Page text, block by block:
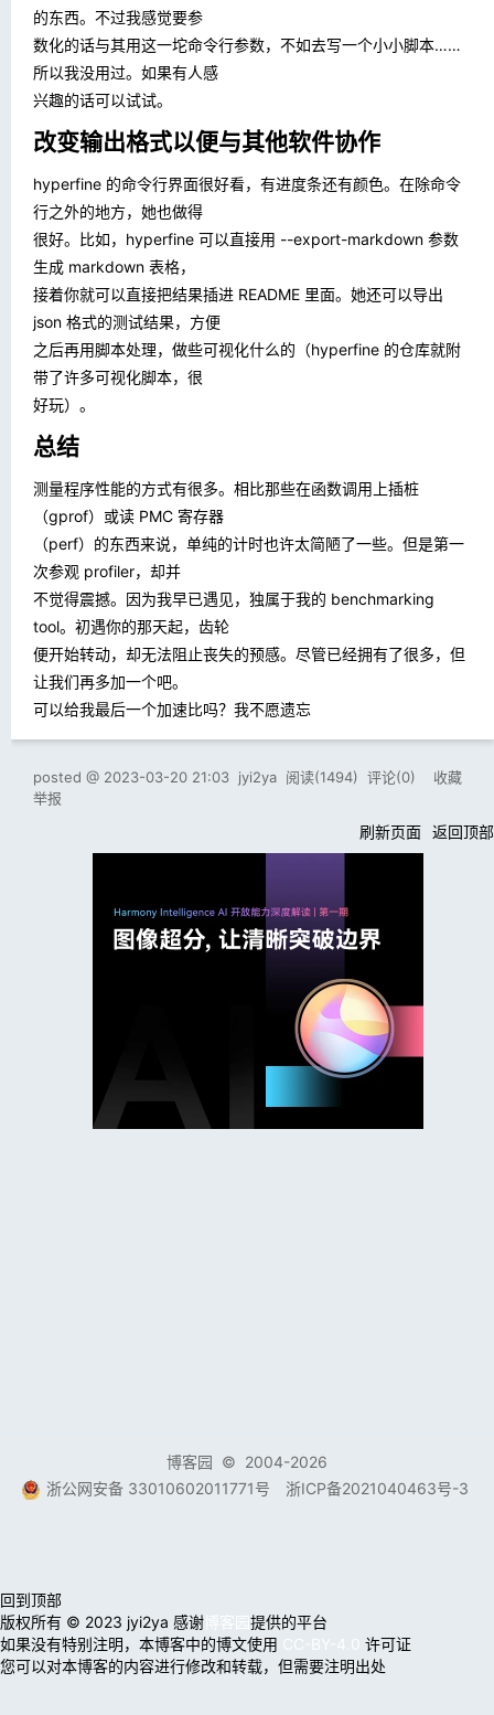
的东西。不过我感觉要参
数化的话与其用这一坨命令行参数，不如去写一个小小脚本……
所以我没用过。如果有人感
兴趣的话可以试试。
改变输出格式以便与其他软件协作
hyperfine 的命令行界面很好看，有进度条还有颜色。在除命令
行之外的地方，她也做得
很好。比如，hyperfine 可以直接用 --export-markdown 参数
生成 markdown 表格，
接着你就可以直接把结果插进 README 里面。她还可以导出
json 格式的测试结果，方便
之后再用脚本处理，做些可视化什么的（hyperfine 的仓库就附
带了许多可视化脚本，很
好玩）。
总结
测量程序性能的方式有很多。相比那些在函数调用上插桩
（gprof）或读 PMC 寄存器
（perf）的东西来说，单纯的计时也许太简陋了一些。但是第一
次参观 profiler，却并
不觉得震撼。因为我早已遇见，独属于我的 benchmarking
tool。初遇你的那天起，齿轮
便开始转动，却无法阻止丧失的预感。尽管已经拥有了很多，但
让我们再多加一个吧。
可以给我最后一个加速比吗？我不愿遗忘
posted @ 2023-03-20 21:03 jyi2ya 阅读(1494) 评论(0) 收藏
举报
刷新页面 返回顶部
博客园 © 2004-2026
浙公网安备 33010602011771号
浙ICP备2021040463号-3
回到顶部
版权所有 © 2023 jyi2ya 感谢博客园提供的平台
如果没有特别注明，本博客中的博文使用 CC-BY-4.0 许可证
您可以对本博客的内容进行修改和转载，但需要注明出处